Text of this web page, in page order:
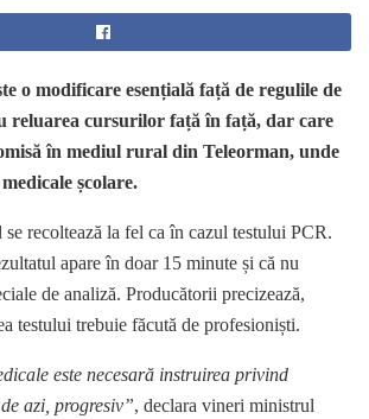
o modificare esențială față de regulile de
reluarea cursurilor față în față, dar care
în mediul rural din Teleorman, unde
școlare.
recoltează la fel ca în cazul testului PCR.
apare în doar 15 minute și că nu
de analiză. Producătorii precizează,
testului trebuie făcută de profesioniști.
este necesară instruirea privind
azi, progresiv”, declara vineri ministrul